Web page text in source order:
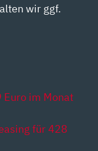
wir ggf.
Euro im Monat
für 428